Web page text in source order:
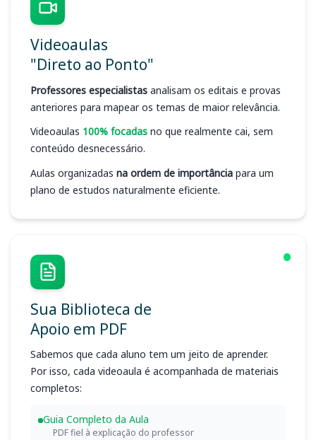
Videoaulas
"Direto ao Ponto"
Professores especialistas analisam os editais e provas
anteriores para mapear os temas de maior relevância.
Videoaulas 100% focadas no que realmente cai, sem
conteúdo desnecessário.
Aulas organizadas na ordem de importância para um
plano de estudos naturalmente eficiente.
Sua Biblioteca de
Apoio em PDF
Sabemos que cada aluno tem um jeito de aprender.
Por isso, cada videoaula é acompanhada de materiais
completos:
Guia Completo da Aula
PDF fiel à explicação do professor